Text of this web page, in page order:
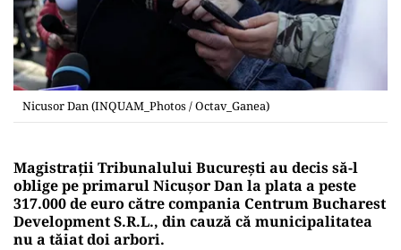
Nicusor Dan (INQUAM_Photos / Octav_Ganea)
Magistrații Tribunalului București au decis să-l
oblige pe primarul Nicușor Dan la plata a peste
317.000 de euro către compania Centrum Bucharest
Development S.R.L., din cauză că municipalitatea
nu a tăiat doi arbori.